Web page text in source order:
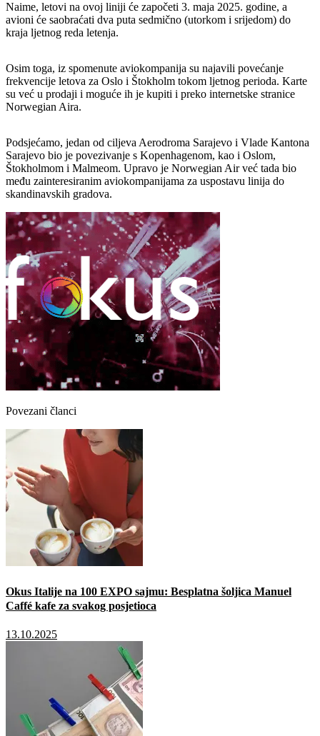
Naime, letovi na ovoj liniji će započeti 3. maja 2025. godine, a
avioni će saobraćati dva puta sedmično (utorkom i srijedom) do
kraja ljetnog reda letenja.
Osim toga, iz spomenute aviokompanija su najavili povećanje
frekvencije letova za Oslo i Štokholm tokom ljetnog perioda. Karte
su već u prodaji i moguće ih je kupiti i preko internetske stranice
Norwegian Aira.
Podsjećamo, jedan od ciljeva Aerodroma Sarajevo i Vlade Kantona
Sarajevo bio je povezivanje s Kopenhagenom, kao i Oslom,
Štokholmom i Malmeom. Upravo je Norwegian Air već tada bio
među zainteresiranim aviokompanijama za uspostavu linija do
skandinavskih gradova.
Povezani članci
Okus Italije na 100 EXPO sajmu: Besplatna šoljica Manuel
Caffé kafe za svakog posjetioca
13.10.2025